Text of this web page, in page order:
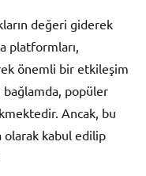
değeri giderek
platformları,
önemli bir etkileşim
popüler
Ancak, bu
olarak kabul edilip